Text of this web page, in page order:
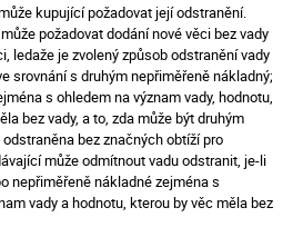
kupující požadovat její odstranění.
požadovat dodání nové věci bez vady
ledaže je zvolený způsob odstranění vady
srovnání s druhým nepřiměřeně nákladný;
s ohledem na význam vady, hodnotu,
bez vady, a to, zda může být druhým
bez značných obtíží pro
může odmítnout vadu odstranit, je-li
nepřiměřeně nákladné zejména s
vady a hodnotu, kterou by věc měla bez